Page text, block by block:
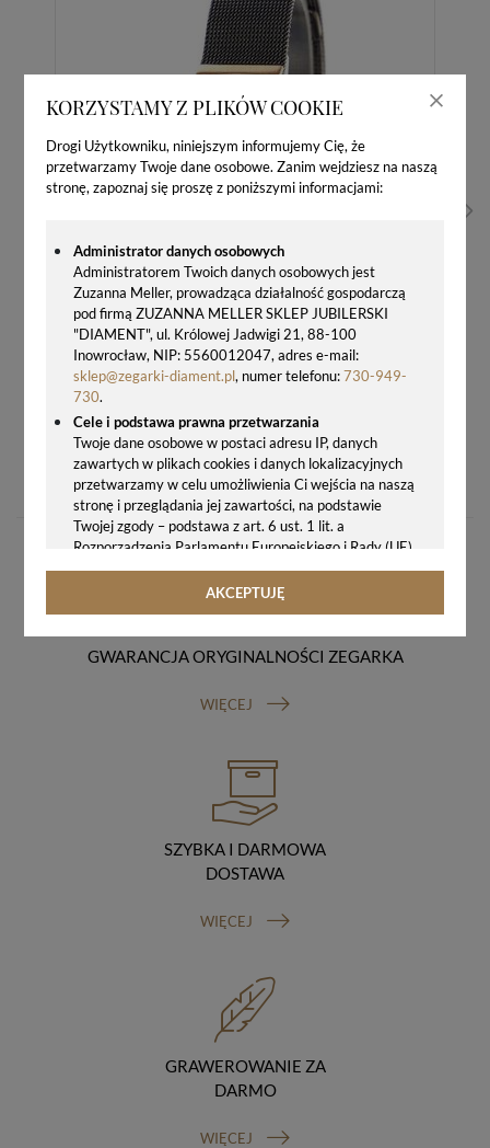
KORZYSTAMY Z PLIKÓW COOKIE
Drogi Użytkowniku, niniejszym informujemy Cię, że
przetwarzamy Twoje dane osobowe. Zanim wejdziesz na naszą
stronę, zapoznaj się proszę z poniższymi informacjami:
Administrator danych osobowych
Administratorem Twoich danych osobowych jest
Zuzanna Meller, prowadząca działalność gospodarczą
pod firmą ZUZANNA MELLER SKLEP JUBILERSKI
"DIAMENT", ul. Królowej Jadwigi 21, 88-100
Inowrocław, NIP: 5560012047, adres e-mail:
sklep@zegarki-diament.pl, numer telefonu:730-949-
730.
Cele i podstawa prawna przetwarzania
Twoje dane osobowe w postaci adresu IP, danych
zawartych w plikach cookies i danych lokalizacyjnych
przetwarzamy w celu umożliwienia Ci wejścia na naszą
stronę i przeglądania jej zawartości, na podstawie
Twojej zgody – podstawa z art. 6 ust. 1 lit. a
Rozporządzenia Parlamentu Europejskiego i Rady (UE)
2016/679 z 27.04.2016 r. w sprawie ochrony osób
fizycznych w związku z przetwarzaniem danych
rozporządzenie o ochronie danych, tj. RODO).
Twoje dane osobowe możemy udostępniać
hostingodawcy. Takie podmioty przetwarzają dane na
poleceniami. Przekazujemy Twoje dane poza teren
Polski/UE/Europejskiego Obszaru Gospodarczego.
Okres przechowywania danych
Twoje dane przechowujemy do czasu posiadania
udzielonej przez Ciebie zgody.
otrzymania ich kopii, prawo do sprostowania
(poprawiania) swoich danych, prawo do usunięcia
abyśmy przetwarzali Twoje dane, możesz zażądać,
abyśmy je usunęli), prawo do ograniczenia
przetwarzania danych (możesz zażądać, abyśmy
ograniczyli przetwarzanie Twoich danych osobowych
wyłącznie do ich przechowywania lub wykonywania
mamy nieprawidłowe dane na Twój temat lub
sprzeciwu wobec przetwarzania danych, prawo do
AKCEPTUJĘ
149,00 zł
GWARANCJA ORYGINALNOŚCI ZEGARKA
WIĘCEJ
SZYBKA I DARMOWA
DOSTAWA
WIĘCEJ
GRAWEROWANIE ZA
DARMO
WIĘCEJ